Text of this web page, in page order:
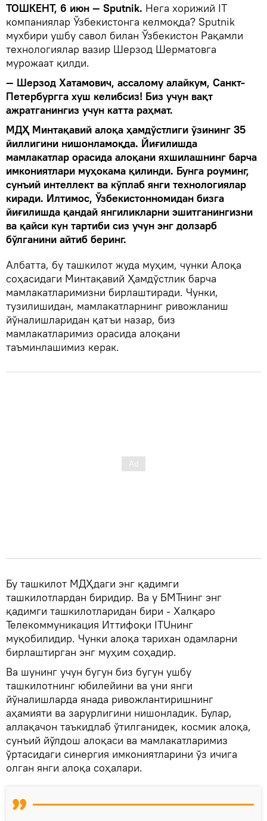
ТОШКЕНТ, 6 июн — Sputnik. Нега хорижий IT
компаниялар Ўзбекистонга келмоқда? Sputnik
мухбири ушбу савол билан Ўзбекистон Рақамли
технологиялар вазир Шерзод Шерматовга
мурожаат қилди.
— Шерзод Хатамович, ассалому алайкум, Санкт-
Петербургга хуш келибсиз! Биз учун вақт
ажратганингиз учун катта раҳмат.
МДҲ Минтақавий алоқа ҳамдўстлиги ўзининг 35
йиллигини нишонламоқда. Йиғилишда
мамлакатлар орасида алоқани яхшилашнинг барча
имкониятлари муҳокама қилинди. Бунга роуминг,
сунъий интеллект ва кўплаб янги технологиялар
киради. Илтимос, Ўзбекистонномидан бизга
йиғилишда қандай янгиликларни эшитганингизни
ва қайси кун тартиби сиз учун энг долзарб
бўлганини айтиб беринг.
Албатта, бу ташкилот жуда муҳим, чунки Алоқа
соҳасидаги Минтақавий Ҳамдўстлик барча
мамлакатларимизни бирлаштиради. Чунки,
тузилишидан, мамлакатларнинг ривожланиш
йўналишларидан қатъи назар, биз
мамлакатларимиз орасида алоқани
таъминлашимиз керак.
Бу ташкилот МДҲдаги энг қадимги
ташкилотлардан биридир. Ва у БМТнинг энг
қадимги ташкилотларидан бири - Халқаро
Телекоммуникация Иттифоқи ITUнинг
муқобилидир. Чунки алоқа тарихан одамларни
бирлаштирган энг муҳим соҳадир.
Ва шунинг учун бугун биз бугун ушбу
ташкилотнинг юбилейини ва уни янги
йўналишларда янада ривожлантиришнинг
аҳамияти ва зарурлигини нишонладик. Булар,
аллақачон таъкидлаб ўтилганидек, космик алоқа,
сунъий йўлдош алоқаси ва мамлакатларимиз
ўртасидаги синергия имкониятларини ўз ичига
олган янги алоқа соҳалари.